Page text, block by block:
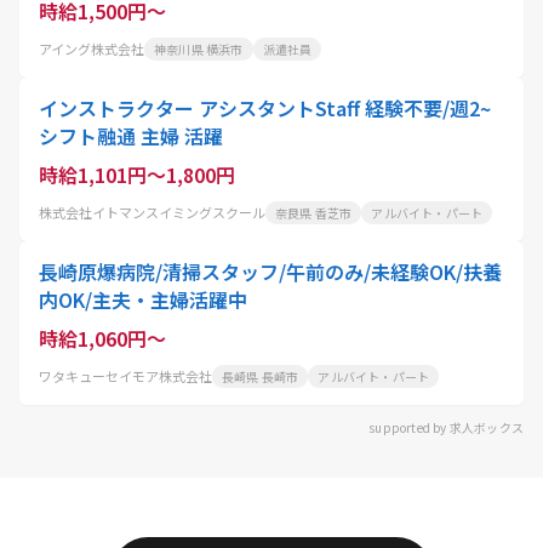
時給1,500円～
アイング株式会社 神奈川県 横浜市 派遣社員
インストラクター アシスタントStaff 経験不要/週2~
シフト融通 主婦 活躍
時給1,101円～1,800円
株式会社イトマンスイミングスクール 奈良県 香芝市 アルバイト・パート
長崎原爆病院/清掃スタッフ/午前のみ/未経験OK/扶養
内OK/主夫・主婦活躍中
時給1,060円～
ワタキューセイモア株式会社 長崎県 長崎市 アルバイト・パート
supported by 求人ボックス